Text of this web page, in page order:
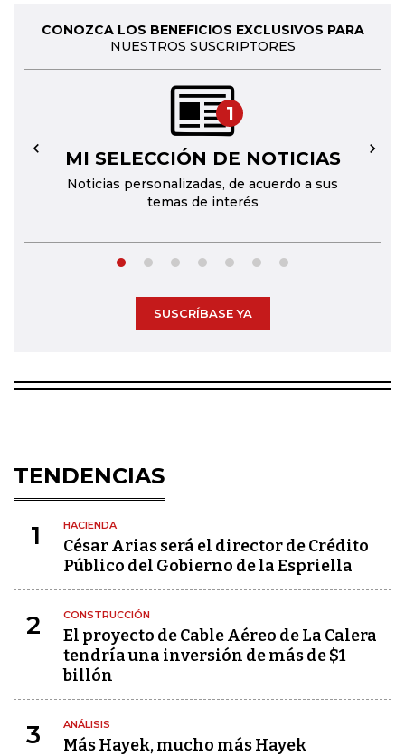
CONOZCA LOS BENEFICIOS EXCLUSIVOS PARA
NUESTROS SUSCRIPTORES
1
MI SELECCIÓN DE NOTICIAS
Noticias personalizadas, de acuerdo a sus
temas de interés
← →
SUSCRÍBASE YA
TENDENCIAS
1 HACIENDA
César Arias será el director de Crédito
Público del Gobierno de la Espriella
2 CONSTRUCCIÓN
El proyecto de Cable Aéreo de La Calera
tendría una inversión de más de $1
billón
3 ANÁLISIS
Más Hayek, mucho más Hayek